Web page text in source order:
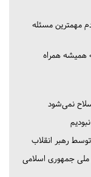
مهمترین مسئله
همیشه همراه
نمی‌شود
رهبر انقلاب
ملی جمهوری اسلامی